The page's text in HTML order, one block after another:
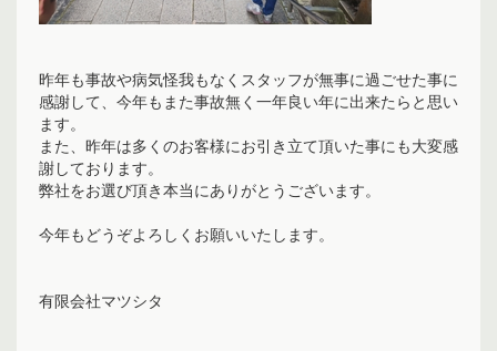
昨年も事故や病気怪我もなくスタッフが無事に過ごせた事に
感謝して、今年もまた事故無く一年良い年に出来たらと思い
ます。
また、昨年は多くのお客様にお引き立て頂いた事にも大変感
謝しております。
弊社をお選び頂き本当にありがとうございます。
今年もどうぞよろしくお願いいたします。
有限会社マツシタ